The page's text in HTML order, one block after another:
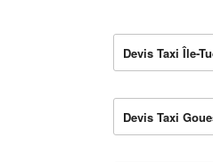
Devis Taxi Île-
Devis Taxi